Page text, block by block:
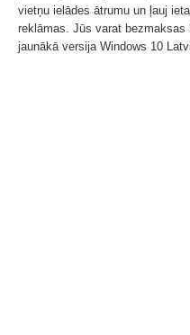
vietņu ielādes ātrumu un ļauj
reklāmas. Jūs varat
jaunākā versija Windows 10